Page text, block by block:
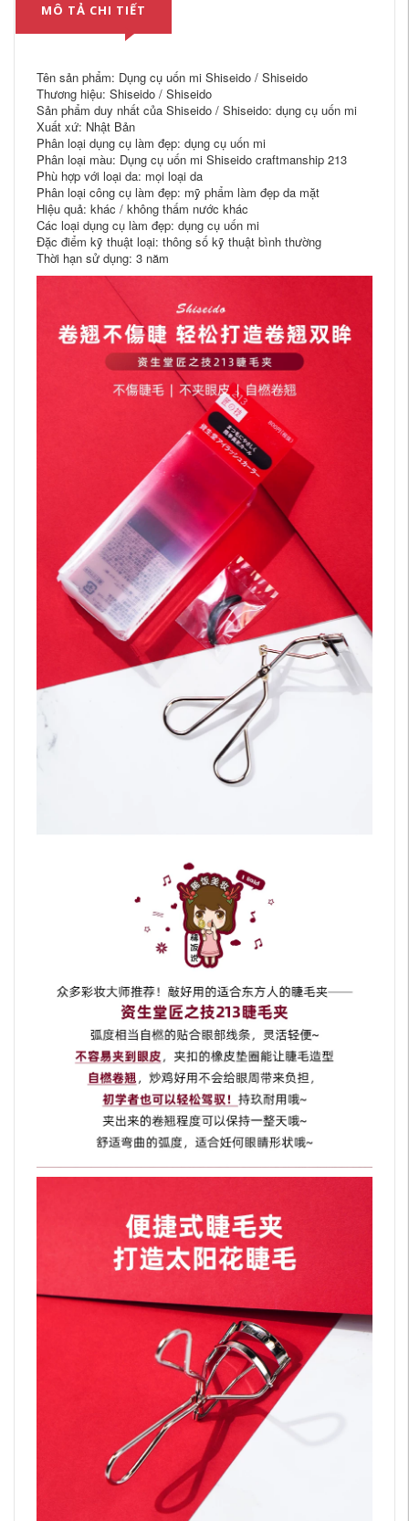
MÔ TẢ CHI TIẾT
Tên sản phẩm: Dụng cụ uốn mi Shiseido / Shiseido
Thương hiệu: Shiseido / Shiseido
Sản phẩm duy nhất của Shiseido / Shiseido: dụng cụ uốn mi
Xuất xứ: Nhật Bản
Phân loại dụng cụ làm đẹp: dụng cụ uốn mi
Phân loại màu: Dụng cụ uốn mi Shiseido craftmanship 213
Phù hợp với loại da: mọi loại da
Phân loại công cụ làm đẹp: mỹ phẩm làm đẹp da mặt
Hiệu quả: khác / không thấm nước khác
Các loại dụng cụ làm đẹp: dụng cụ uốn mi
Đặc điểm kỹ thuật loại: thông số kỹ thuật bình thường
Thời hạn sử dụng: 3 năm